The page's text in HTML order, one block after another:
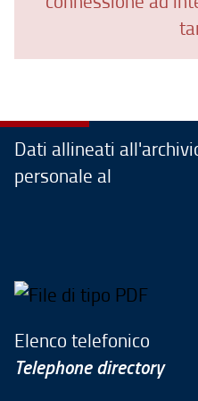
Dati allineati
personale al
Elenco telefonico
Telephone directory